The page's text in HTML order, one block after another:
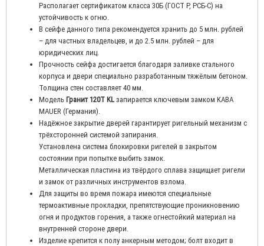
Располагает сертификатом класса 30Б (ГОСТ Р, РСБ-С) на
устойчивость к огню.
В сейфе данного типа рекомендуется хранить до 5 млн. рублей
– для частных владельцев, и до 2.5 млн. рублей – для
юридических лиц.
Прочность сейфа достигается благодаря заливке стального
корпуса и двери специально разработанным тяжёлым бетоном.
Толщина стен составляет 40 мм.
МодельГранит 120Т KLзапирается ключевым замком KABA
MAUER (Германия).
Надёжное закрытие дверей гарантирует ригельный механизм с
трёхсторонней системой запирания.
Установлена система блокировки ригелей в закрытом
состоянии при попытке выбить замок.
Металлическая пластина из твёрдого сплава защищает ригели
и замок от различных инструментов взлома.
Для защиты во время пожара имеются специальные
термоактивные прокладки, препятствующие проникновению
огня и продуктов горения, а также огнестойкий материал на
внутренней стороне двери.
Изделие крепится к полу анкерным методом; болт входит в